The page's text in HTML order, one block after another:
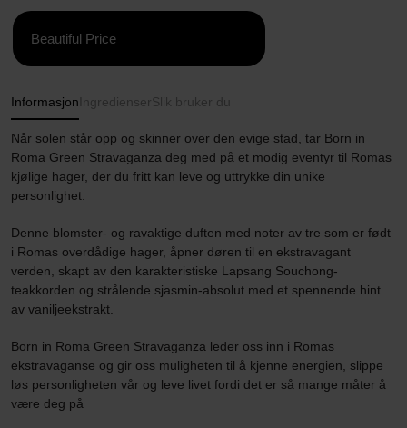
Beautiful Price
Informasjon Ingredienser Slik bruker du
Når solen står opp og skinner over den evige stad, tar Born in
Roma Green Stravaganza deg med på et modig eventyr til Romas
kjølige hager, der du fritt kan leve og uttrykke din unike
personlighet.
Denne blomster- og ravaktige duften med noter av tre som er født
i Romas overdådige hager, åpner døren til en ekstravagant
verden, skapt av den karakteristiske Lapsang Souchong-
teakkorden og strålende sjasmin-absolut med et spennende hint
av vaniljeekstrakt.
Born in Roma Green Stravaganza leder oss inn i Romas
ekstravaganse og gir oss muligheten til å kjenne energien, slippe
løs personligheten vår og leve livet fordi det er så mange måter å
være deg på